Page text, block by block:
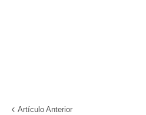
Artículo Anterior